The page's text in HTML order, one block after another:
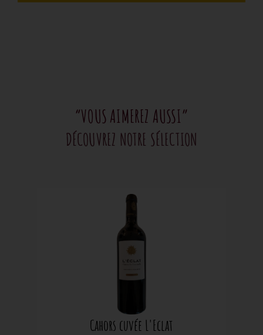
“VOUS AIMEREZ AUSSI”
DÉCOUVREZ NOTRE SÉLECTION
Cahors cuvée L'Eclat